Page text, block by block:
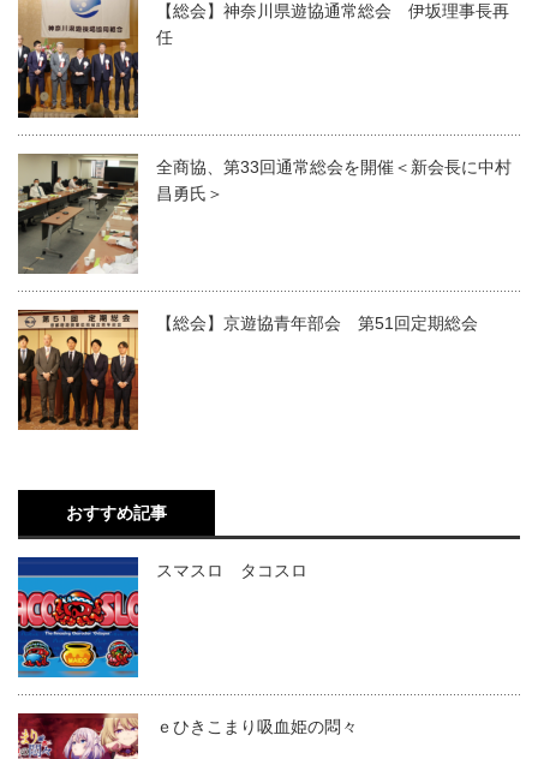
【総会】神奈川県遊協通常総会 伊坂理事長再
任
全商協、第33回通常総会を開催＜新会長に中村
昌勇氏＞
【総会】京遊協青年部会 第51回定期総会
おすすめ記事
スマスロ タコスロ
ｅひきこまり吸血姫の悶々